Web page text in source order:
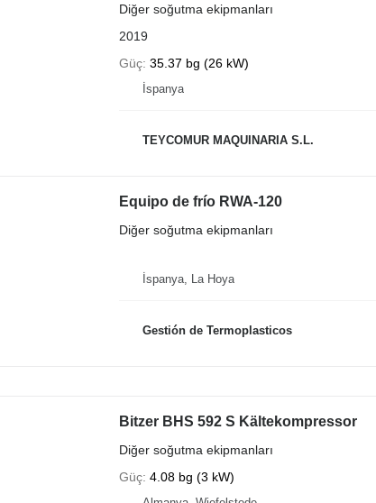
Diğer soğutma ekipmanları
2019
Güç 35.37 bg (26 kW)
İspanya
TEYCOMUR MAQUINARIA S.L.
Equipo de frío RWA-120
Diğer soğutma ekipmanları
İspanya, La Hoya
Gestión de Termoplasticos
Bitzer BHS 592 S Kältekompressor
Diğer soğutma ekipmanları
Güç 4.08 bg (3 kW)